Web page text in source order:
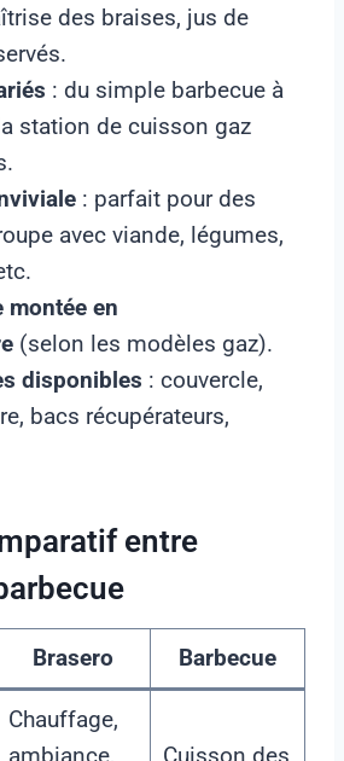
des braises, jus de
: du simple barbecue à
station de cuisson gaz
: parfait pour des
avec viande, légumes,
montée en
(selon les modèles gaz).
disponibles : couvercle,
bacs récupérateurs,
entre
Brasero Barbecue
Chauffage,